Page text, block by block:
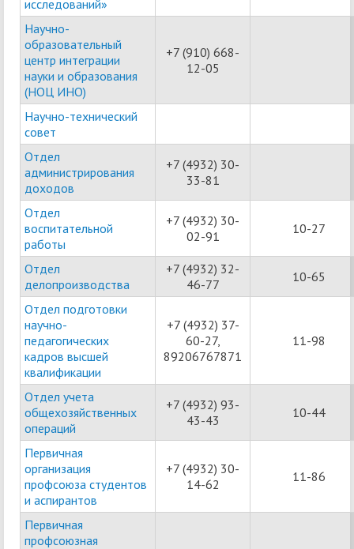
исследований»
Научно-
образовательный
центр интеграции
науки и образования
(НОЦ ИНО)
+7 (910) 668-
12-05
Научно-технический
совет
Отдел
администрирования
доходов
+7 (4932) 30-
33-81
Отдел
воспитательной
работы
+7 (4932) 30-
02-91
10-27
Отдел
делопроизводства
+7 (4932) 32-
46-77
10-65
Отдел подготовки
научно-
педагогических
кадров высшей
квалификации
+7 (4932) 37-
60-27,
89206767871
11-98
Отдел учета
общехозяйственных
операций
+7 (4932) 93-
43-43
10-44
Первичная
организация
профсоюза студентов
и аспирантов
+7 (4932) 30-
14-62
11-86
Первичная
профсоюзная